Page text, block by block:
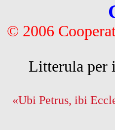
© 2006
Litterula
«Ubi Petrus, ibi